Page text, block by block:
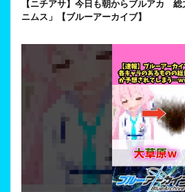
【ニチアサ】今日も朝からブルアカ
ニムス」【ブルーアーカイブ】